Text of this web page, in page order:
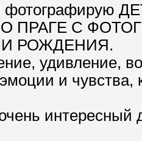
фотографирую
ПРАГЕ С
РОЖДЕНИЯ.
удивление,
и